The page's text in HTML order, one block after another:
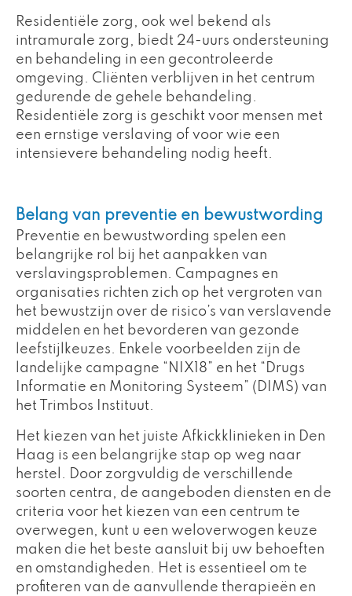
Residentiële zorg, ook wel bekend als
intramurale zorg, biedt 24-uurs ondersteuning
en behandeling in een gecontroleerde
omgeving. Cliënten verblijven in het centrum
gedurende de gehele behandeling.
Residentiële zorg is geschikt voor mensen met
een ernstige verslaving of voor wie een
intensievere behandeling nodig heeft.
Belang van preventie en bewustwording
Preventie en bewustwording spelen een
belangrijke rol bij het aanpakken van
verslavingsproblemen. Campagnes en
organisaties richten zich op het vergroten van
het bewustzijn over de risico’s van verslavende
middelen en het bevorderen van gezonde
leefstijlkeuzes. Enkele voorbeelden zijn de
landelijke campagne “NIX18” en het “Drugs
Informatie en Monitoring Systeem” (DIMS) van
het Trimbos Instituut.
Het kiezen van het juiste Afkickklinieken in Den
Haag is een belangrijke stap op weg naar
herstel. Door zorgvuldig de verschillende
soorten centra, de aangeboden diensten en de
criteria voor het kiezen van een centrum te
overwegen, kunt u een weloverwogen keuze
maken die het beste aansluit bij uw behoeften
en omstandigheden. Het is essentieel om te
profiteren van de aanvullende therapieën en